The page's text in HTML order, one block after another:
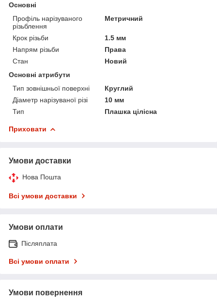
Основні
Профіль нарізуваного
різьблення
Метричний
Крок різьби
1.5 мм
Напрям різьби
Права
Стан
Новий
Основні атрибути
Тип зовнішньої поверхні
Круглий
Діаметр нарізуваної різі
10 мм
Тип
Плашка цілісна
Приховати
Умови доставки
Нова Пошта
Всі умови доставки
Умови оплати
Післяплата
Всі умови оплати
Умови повернення